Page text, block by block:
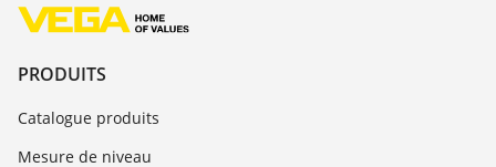
PRODUITS
Catalogue produits
Mesure de niveau